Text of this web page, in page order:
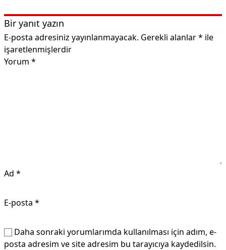
Bir yanıt yazın
E-posta adresiniz yayınlanmayacak. Gerekli alanlar* ile
işaretlenmişlerdir
Yorum *
Ad *
E-posta *
Daha sonraki yorumlarımda kullanılması için adım, e-
posta adresim ve site adresim bu tarayıcıya kaydedilsin.